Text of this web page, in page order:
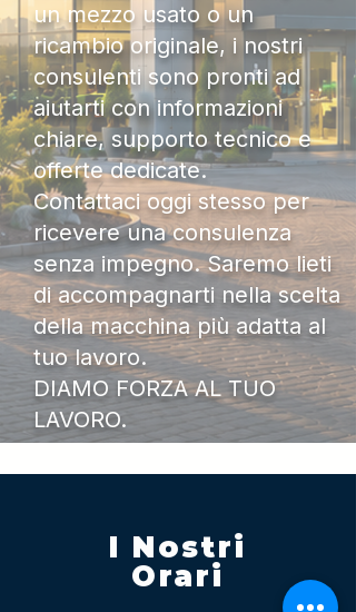
un mezzo usato o un
ricambio originale, i nostri
consulenti sono pronti ad
aiutarti con informazioni
chiare, supporto tecnico e
offerte dedicate.
Contattaci oggi stesso per
ricevere una consulenza
senza impegno. Saremo lieti
di accompagnarti nella scelta
della macchina più adatta al
tuo lavoro.
DIAMO FORZA AL TUO
LAVORO.
I Nostri
Orari